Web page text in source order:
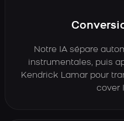
Notre IA sépare
instrumentales, puis
Kendrick Lamar pour
cover